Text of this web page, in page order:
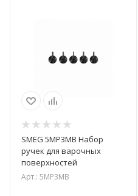
SMEG 5MP3MB Набор
ручек для варочных
поверхностей
Арт.: 5MP3MB